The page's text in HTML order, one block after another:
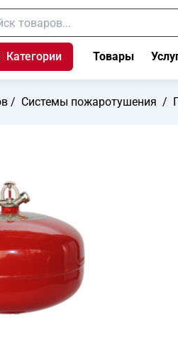
Категории Товары
/ Системы пожаротушения /